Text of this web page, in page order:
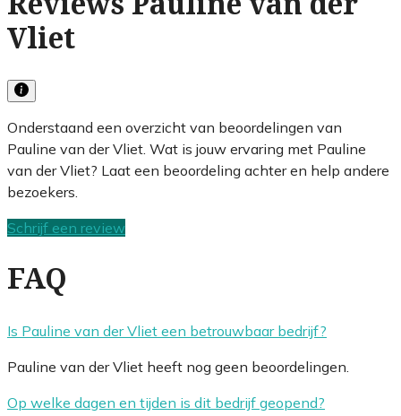
Vliet
Onderstaand een overzicht van beoordelingen van
Pauline van der Vliet. Wat is jouw ervaring met Pauline
van der Vliet? Laat een beoordeling achter en help andere
bezoekers.
Schrijf een review
FAQ
Is Pauline van der Vliet een betrouwbaar bedrijf?
Pauline van der Vliet heeft nog geen beoordelingen.
Op welke dagen en tijden is dit bedrijf geopend?